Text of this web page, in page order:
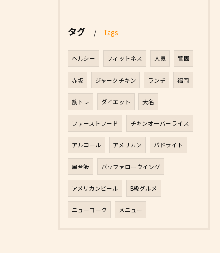
タグ Tags
ヘルシー フィットネス 人気 警固
赤坂 ジャークチキン ランチ 福岡
筋トレ ダイエット 大名
ファーストフード チキンオーバーライス
アルコール アメリカン バドライト
屋台飯 バッファローウイング
アメリカンビール B級グルメ
ニューヨーク メニュー